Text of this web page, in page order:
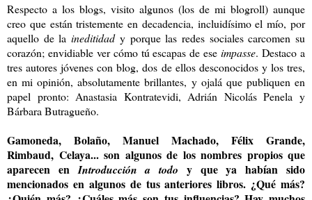
Respecto a los blogs, visito algunos (los de mi blogroll) aunque
creo que están tristemente en decadencia, incluidísimo el mío, por
aquello de laineditidad y porque las redes sociales carcomen su
corazón; envidiable ver cómo tú escapas de eseimpasse. Destaco a
tres autores jóvenes con blog, dos de ellos desconocidos y los tres,
en mi opinión, absolutamente brillantes, y ojalá que publiquen en
papel pronto: Anastasia Kontratevidi, Adrián Nicolás Penela y
Bárbara Butragueño.
Gamoneda, Bolaño, Manuel Machado, Félix Grande,
Rimbaud, Celaya... son algunos de los nombres propios que
aparecen enIntroducción a todo y que ya habían sido
mencionados en algunos de tus anteriores libros. ¿Qué más?